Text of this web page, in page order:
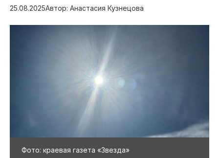
Инфраструктура
Благоустройство
25.08.2025Автор: Анастасия Кузнецова
Фото: краевая газета «Звезда»